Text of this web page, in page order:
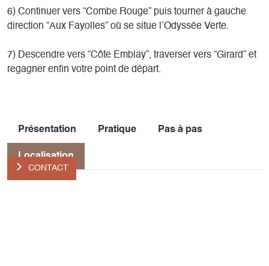
CONTACT
6) Continuer vers “Combe Rouge” puis tourner à gauche
direction “Aux Fayolles” où se situe l’Odyssée Verte.
7) Descendre vers “Côte Emblay”, traverser vers “Girard” et
regagner enfin votre point de départ.
Présentation Pratique Pas à pas
Localisation